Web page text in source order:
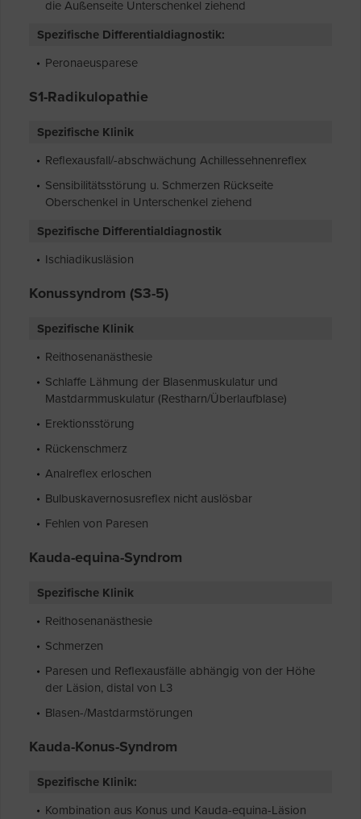
die Außenseite Unterschenkel ziehend
Spezifische Differentialdiagnostik:
Peronaeusparese
S1-Radikulopathie
Spezifische Klinik
Reflexausfall/-abschwächung Achillessehnenreflex
Sensibilitätsstörung u. Schmerzen Rückseite
Oberschenkel in Unterschenkel ziehend
Spezifische Differentialdiagnostik
Ischiadikusläsion
Konussyndrom (S3-5)
Spezifische Klinik
Reithosenanästhesie
Schlaffe Lähmung der Blasenmuskulatur und
Mastdarmmuskulatur (Restharn/Überlaufblase)
Erektionsstörung
Rückenschmerz
Analreflex erloschen
Bulbuskavernosusreflex nicht auslösbar
Fehlen von Paresen
Kauda-equina-Syndrom
Spezifische Klinik
Reithosenanästhesie
Schmerzen
Paresen und Reflexausfälle abhängig von der Höhe
der Läsion, distal von L3
Blasen-/Mastdarmstörungen
Kauda-Konus-Syndrom
Spezifische Klinik:
Kombination aus Konus und Kauda-equina-Läsion